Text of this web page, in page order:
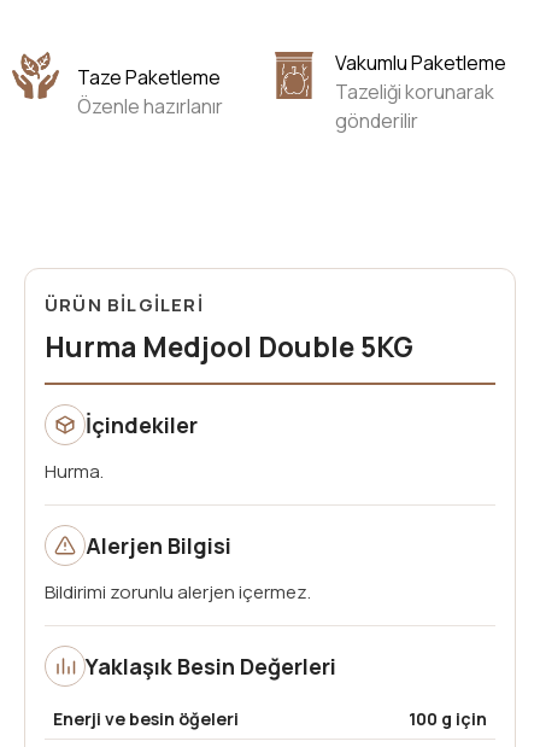
Taze Paketleme
Özenle hazırlanır
Vakumlu Paketleme
Tazeliği korunarak
gönderilir
ÜRÜN BİLGİLERİ
Hurma Medjool Double 5KG
İçindekiler
Hurma.
Yaklaşık Besin Değerleri
Enerji ve besin öğeleri
100 g için
Alerjen Bilgisi
Bildirimi zorunlu alerjen içermez.